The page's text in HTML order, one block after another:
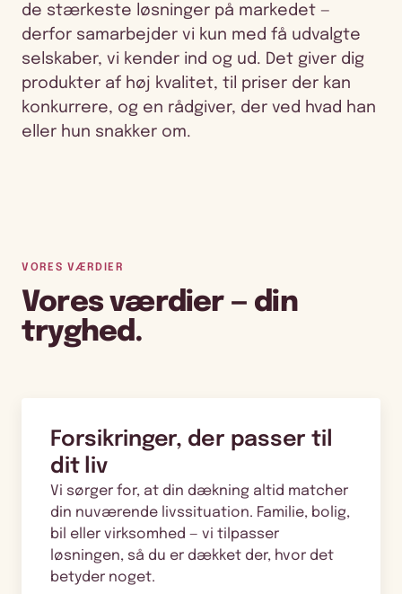
de stærkeste løsninger på markedet —
derfor samarbejder vi kun med få udvalgte
selskaber, vi kender ind og ud. Det giver dig
produkter af høj kvalitet, til priser der kan
konkurrere, og en rådgiver, der ved hvad han
eller hun snakker om.
VORES VÆRDIER
Vores værdier — din
tryghed.
Forsikringer, der passer til
dit liv
Vi sørger for, at din dækning altid matcher
din nuværende livssituation. Familie, bolig,
bil eller virksomhed — vi tilpasser
løsningen, så du er dækket der, hvor det
betyder noget.